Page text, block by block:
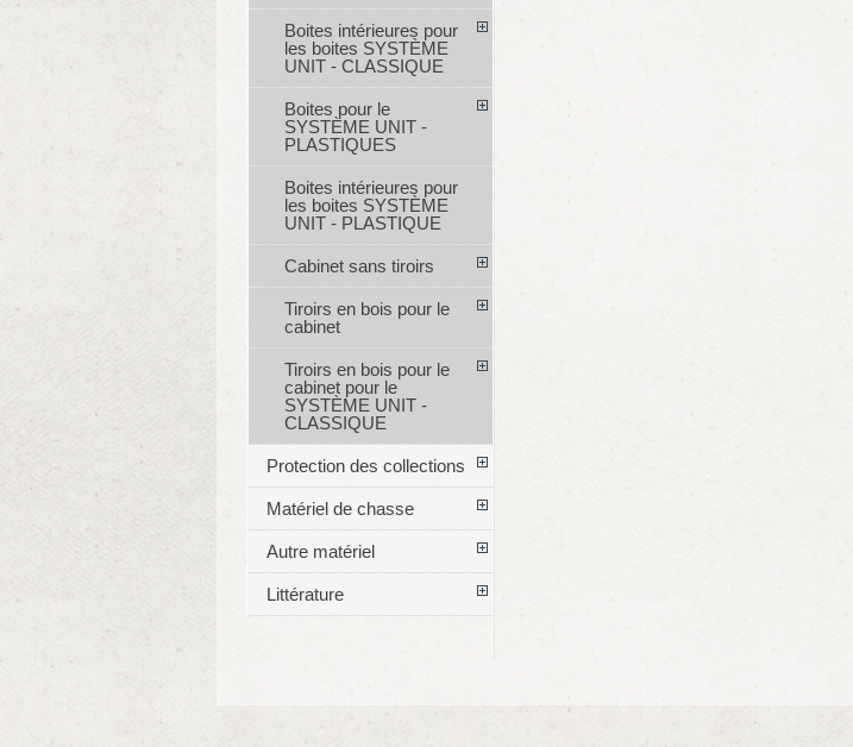
Boites intérieures pour
les boites SYSTÈME
UNIT - CLASSIQUE
Boites pour le
SYSTÈME UNIT -
PLASTIQUES
Boites intérieures pour
les boites SYSTÈME
UNIT - PLASTIQUE
Cabinet sans tiroirs
Tiroirs en bois pour le
cabinet
Tiroirs en bois pour le
cabinet pour le
SYSTÈME UNIT -
CLASSIQUE
Protection des collections
Matériel de chasse
Autre matériel
Littérature